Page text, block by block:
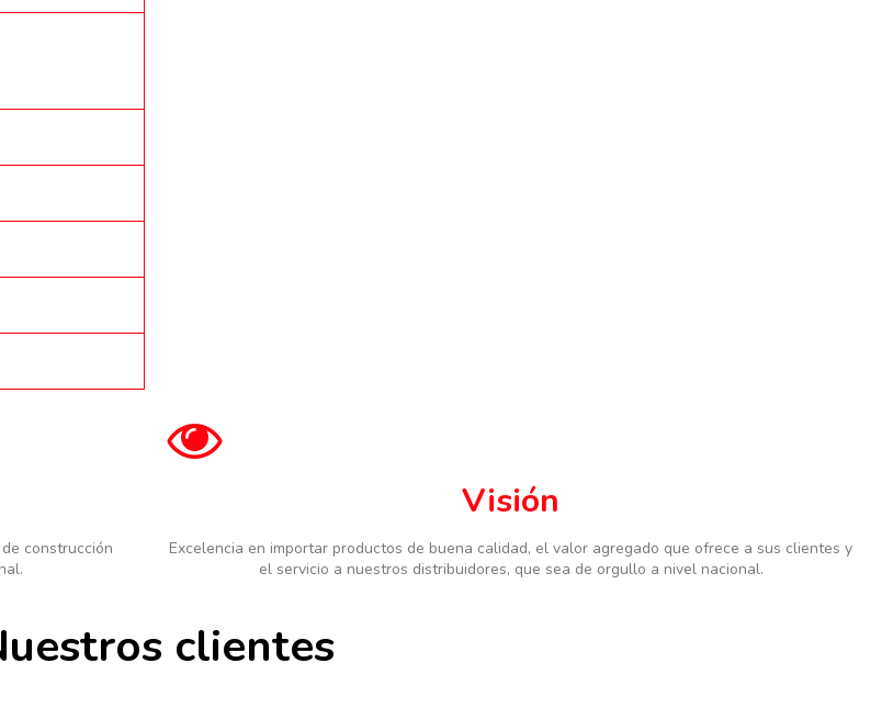
construcción
Visión
Excelencia en importar productos de buena calidad, el valor agregado que ofrece a sus clientes y
el servicio a nuestros distribuidores, que sea de orgullo a nivel nacional.
clientes